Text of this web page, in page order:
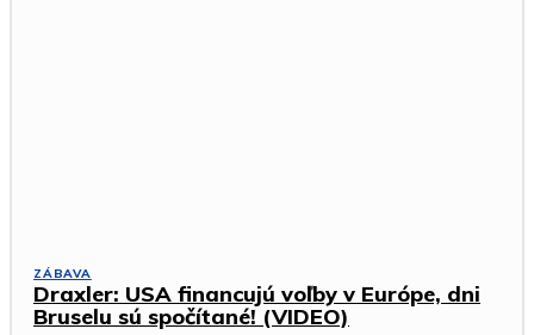
ZÁBAVA
Draxler: USA financujú voľby v Európe, dni
Bruselu sú spočítané! (VIDEO)